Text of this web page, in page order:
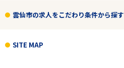
雲仙市の求人をこだわり条件から探す
SITE MAP